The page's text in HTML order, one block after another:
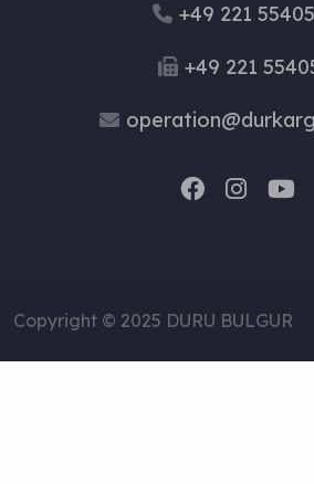
Der
X Von
+49 221
+49 221
Copyright © 2025 DURU BULGUR